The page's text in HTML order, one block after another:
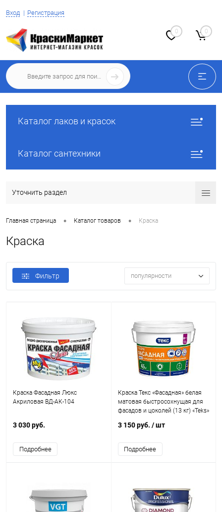
Вход Регистрация
0 0
Каталог лаков и красок
Каталог сантехники
Уточнить раздел
Главная страница • Каталог товаров • Краска
Краска
Фильтр популярности
Краска Фасадная Люкс
Акриловая ВД-АК-104
3 030 руб.
Подробнее
Краска Текс «Фасадная» белая
матовая быстросохнущая для
фасадов и цоколей (13 кг) «Teks»
3 150 руб. / шт
Подробнее